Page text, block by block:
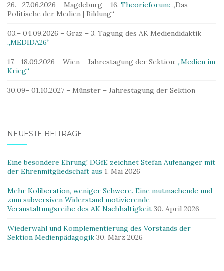
26.– 27.06.2026 – Magdeburg – 16. Theorieforum: „Das
Politische der Medien | Bildung“
03.– 04.09.2026 – Graz – 3. Tagung des AK Mediendidaktik
„MEDIDA26“
17.– 18.09.2026 – Wien – Jahrestagung der Sektion: „Medien im
Krieg“
30.09– 01.10.2027 – Münster – Jahrestagung der Sektion
NEUESTE BEITRÄGE
Eine besondere Ehrung! DGfE zeichnet Stefan Aufenanger mit
der Ehrenmitgliedschaft aus 1. Mai 2026
Mehr Koliberation, weniger Schwere. Eine mutmachende und
zum subversiven Widerstand motivierende
Veranstaltungsreihe des AK Nachhaltigkeit 30. April 2026
Wiederwahl und Komplementierung des Vorstands der
Sektion Medienpädagogik 30. März 2026